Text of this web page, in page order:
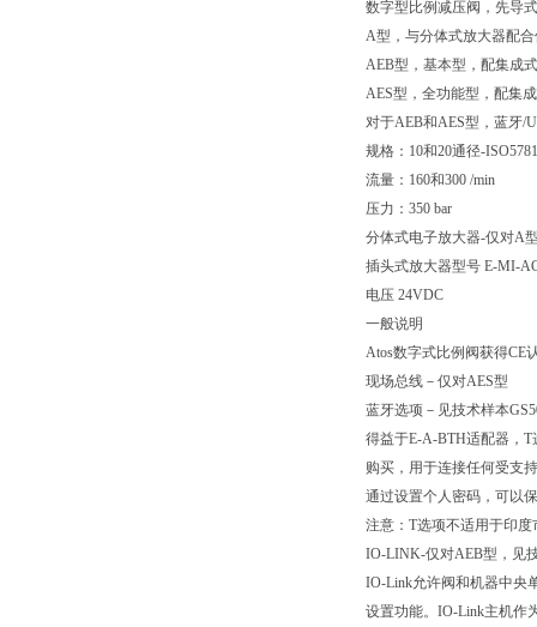
数字型比例减压阀，先导
A型，与分体式放大器配
AEB型，基本型，配集成
AES型，全功能型，配集
对于AEB和AES型，蓝牙/
规格：10和20通径-ISO5781
流量：160和300 /min
压力：350 bar
分体式电子放大器-仅对A
插头式放大器型号 E-MI-
电压 24VDC
一般说明
Atos数字式比例阀获得CE
现场总线－仅对AES型
蓝牙选项－见技术样本
得益于E-A-BTH适配器，
购买，用于连接任何受支
通过设置个人密码，可以
注意：T选项不适用于印
IO-LINK-仅对AEB型，见
IO-Link允许阀和机器中央
设置功能。IO-Link主机作